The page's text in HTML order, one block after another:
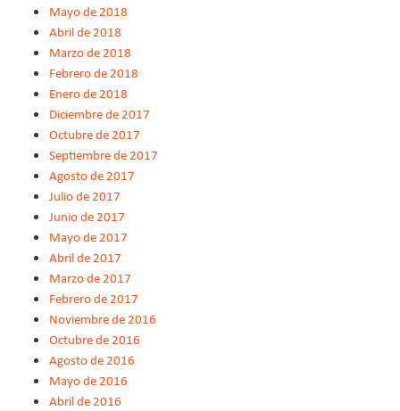
Mayo de 2018
Abril de 2018
Marzo de 2018
Febrero de 2018
Enero de 2018
Diciembre de 2017
Octubre de 2017
Septiembre de 2017
Agosto de 2017
Julio de 2017
Junio de 2017
Mayo de 2017
Abril de 2017
Marzo de 2017
Febrero de 2017
Noviembre de 2016
Octubre de 2016
Agosto de 2016
Mayo de 2016
Abril de 2016